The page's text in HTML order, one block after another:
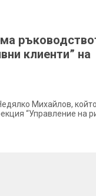
клиенти” на
Михайлов,
“Управление на